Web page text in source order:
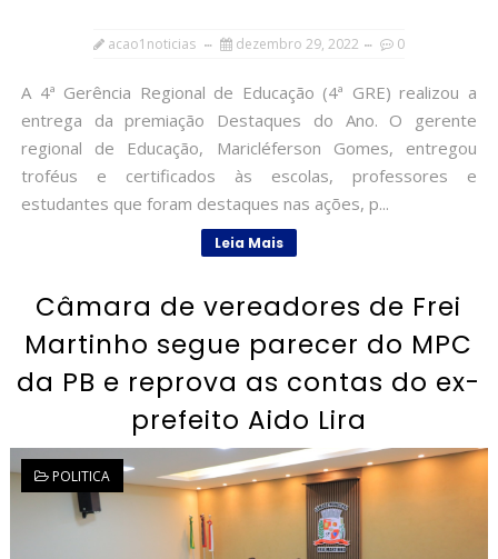
acao1noticias dezembro 29, 2022 0
A 4ª Gerência Regional de Educação (4ª GRE) realizou a
entrega da premiação Destaques do Ano. O gerente
regional de Educação, Maricléferson Gomes, entregou
troféus e certificados às escolas, professores e
estudantes que foram destaques nas ações, p...
Leia Mais
Câmara de vereadores de Frei
Martinho segue parecer do MPC
da PB e reprova as contas do ex-
prefeito Aido Lira
POLITICA